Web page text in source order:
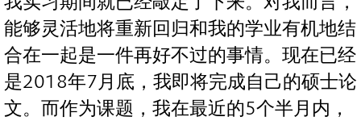
能够灵活地将重新回归和我的学业有机地结
合在一起是一件再好不过的事情。现在已经
是2018年7月底，我即将完成自己的硕士论
文。而作为课题，我在最近的5个半月内，